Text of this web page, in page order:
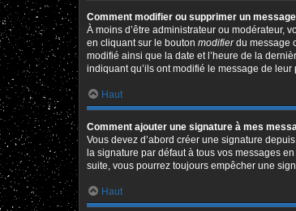
Comment modifier ou supprimer un
À moins d’être administrateur ou modérateur,
en cliquant sur le bouton modifierdu message
modifié ainsi que la date et l’heure de la
indiquant qu’ils ont modifié le message de
Haut
Comment ajouter une signature à mes
Vous devez d’abord créer une signature
la signature par défaut à tous vos messages
suite, vous pourrez toujours empêcher une
Haut